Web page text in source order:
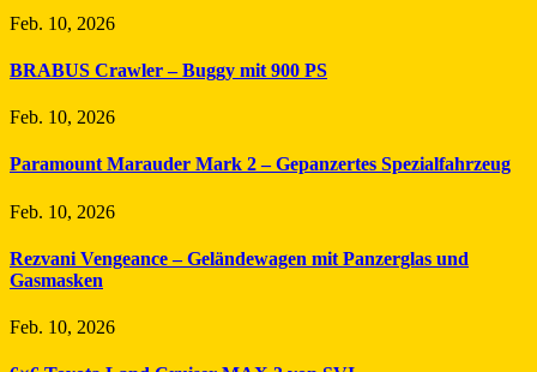
Feb. 10, 2026
BRABUS Crawler – Buggy mit 900 PS
Feb. 10, 2026
Paramount Marauder Mark 2 – Gepanzertes Spezialfahrzeug
Feb. 10, 2026
Rezvani Vengeance – Geländewagen mit Panzerglas und
Gasmasken
Feb. 10, 2026